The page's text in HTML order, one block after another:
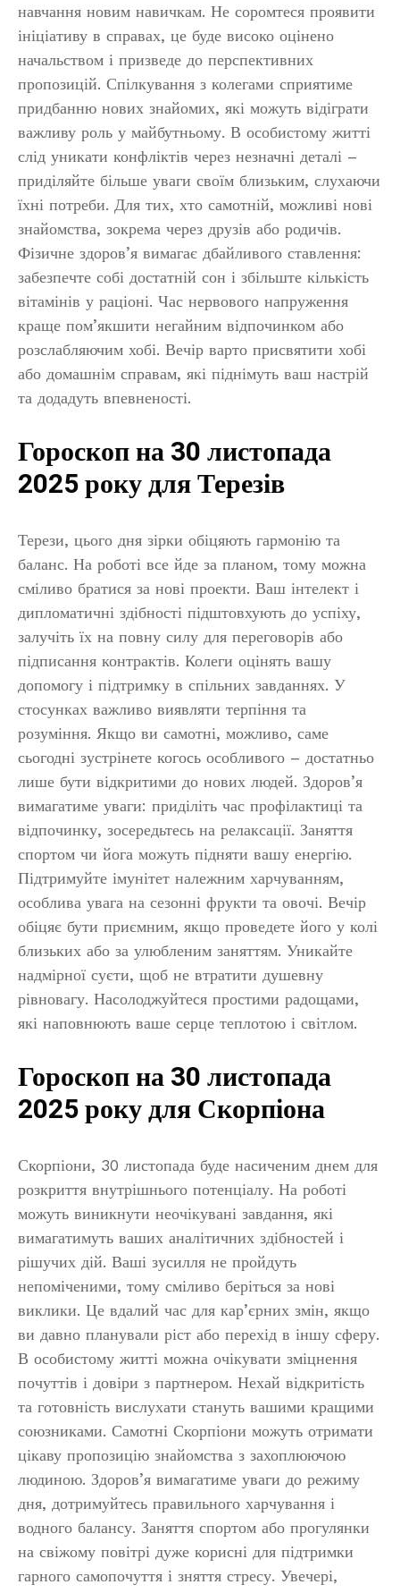
навчання новим навичкам. Не соромтеся проявити
ініціативу в справах, це буде високо оцінено
начальством і призведе до перспективних
пропозицій. Спілкування з колегами сприятиме
придбанню нових знайомих, які можуть відіграти
важливу роль у майбутньому. В особистому житті
слід уникати конфліктів через незначні деталі –
приділяйте більше уваги своїм близьким, слухаючи
їхні потреби. Для тих, хто самотній, можливі нові
знайомства, зокрема через друзів або родичів.
Фізичне здоров’я вимагає дбайливого ставлення:
забезпечте собі достатній сон і збільште кількість
вітамінів у раціоні. Час нервового напруження
краще пом’якшити негайним відпочинком або
розслабляючим хобі. Вечір варто присвятити хобі
або домашнім справам, які піднімуть ваш настрій
та додадуть впевненості.
Гороскоп на 30 листопада
2025 року для Терезів
Терези, цього дня зірки обіцяють гармонію та
баланс. На роботі все йде за планом, тому можна
сміливо братися за нові проекти. Ваш інтелект і
дипломатичні здібності підштовхують до успіху,
залучіть їх на повну силу для переговорів або
підписання контрактів. Колеги оцінять вашу
допомогу і підтримку в спільних завданнях. У
стосунках важливо виявляти терпіння та
розуміння. Якщо ви самотні, можливо, саме
сьогодні зустрінете когось особливого – достатньо
лише бути відкритими до нових людей. Здоров’я
вимагатиме уваги: приділіть час профілактиці та
відпочинку, зосередьтесь на релаксації. Заняття
спортом чи йога можуть підняти вашу енергію.
Підтримуйте імунітет належним харчуванням,
особлива увага на сезонні фрукти та овочі. Вечір
обіцяє бути приємним, якщо проведете його у колі
близьких або за улюбленим заняттям. Уникайте
надмірної суєти, щоб не втратити душевну
рівновагу. Насолоджуйтеся простими радощами,
які наповнюють ваше серце теплотою і світлом.
Гороскоп на 30 листопада
2025 року для Скорпіона
Скорпіони, 30 листопада буде насиченим днем для
розкриття внутрішнього потенціалу. На роботі
можуть виникнути неочікувані завдання, які
вимагатимуть ваших аналітичних здібностей і
рішучих дій. Ваші зусилля не пройдуть
непоміченими, тому сміливо беріться за нові
виклики. Це вдалий час для кар’єрних змін, якщо
ви давно планували ріст або перехід в іншу сферу.
В особистому житті можна очікувати зміцнення
почуттів і довіри з партнером. Нехай відкритість
та готовність вислухати стануть вашими кращими
союзниками. Самотні Скорпіони можуть отримати
цікаву пропозицію знайомства з захоплюючою
людиною. Здоров’я вимагатиме уваги до режиму
дня, дотримуйтесь правильного харчування і
водного балансу. Заняття спортом або прогулянки
на свіжому повітрі дуже корисні для підтримки
гарного самопочуття і зняття стресу. Увечері,